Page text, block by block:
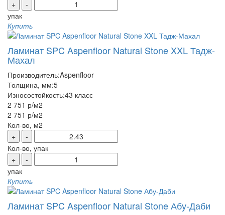
+
-
упак
Купить
Ламинат SPC Aspenfloor Natural Stone XXL Тадж-
Махал
Производитель:Aspenfloor
Толщина, мм:5
Износостойкость:43 класс
2 751 р/м2
2 751 р/м2
Кол-во, м2
+
-
Кол-во, упак
+
-
упак
Купить
Ламинат SPC Aspenfloor Natural Stone Абу-Даби